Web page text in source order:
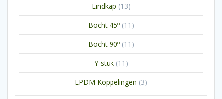
Eindkap 1313
producten
Bocht 45º 11 11
producten
Bocht 90º 11 11
producten
Y-stuk 11 11
producten
EPDM Koppelingen 33